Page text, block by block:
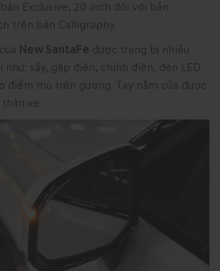
Exclusive, 20 inch đối với bản
trên bản Calligraphy
New SantaFe được trang bị nhiều
sấy, gập điện, chỉnh điện, đèn LED
điểm mù trên gương. Tay nắm cửa được
xe.